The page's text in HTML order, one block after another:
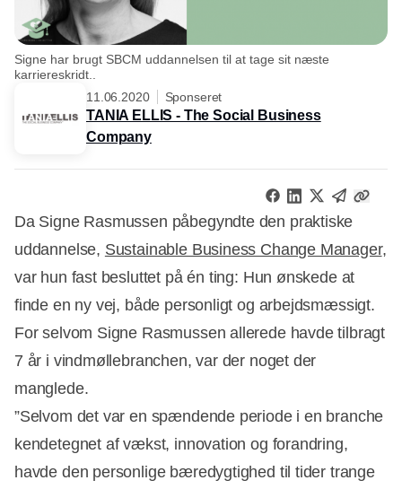
Signe har brugt SBCM uddannelsen til at tage sit næste
karriereskridt..
11.06.2020
Sponseret
TANIA ELLIS - The Social Business
Company
Da Signe Rasmussen påbegyndte den praktiske
uddannelse, Sustainable Business Change Manager,
var hun fast besluttet på én ting: Hun ønskede at
finde en ny vej, både personligt og arbejdsmæssigt.
For selvom Signe Rasmussen allerede havde tilbragt
7 år i vindmøllebranchen, var der noget der
manglede.
”Selvom det var en spændende periode i en branche
kendetegnet af vækst, innovation og forandring,
havde den personlige bæredygtighed til tider trange